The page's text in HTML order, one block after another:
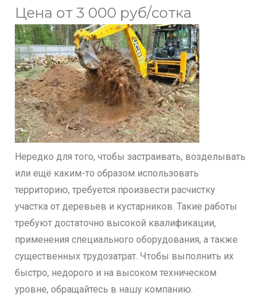
Цена от 3 000 руб/сотка
Нередко для того, чтобы застраивать, возделывать
или ещё каким-то образом использовать
территорию, требуется произвести расчистку
участка от деревьев и кустарников. Такие работы
требуют достаточно высокой квалификации,
применения специального оборудования, а также
существенных трудозатрат. Чтобы выполнить их
быстро, недорого и на высоком техническом
уровне, обращайтесь в нашу компанию.